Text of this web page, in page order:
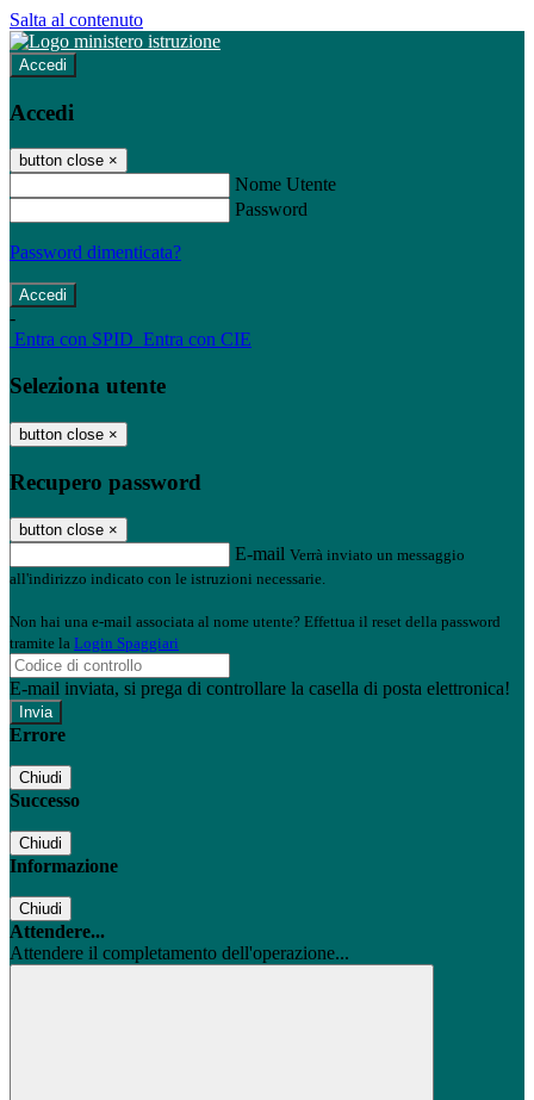
Salta al contenuto
Accedi
Accedi
button close ×
Nome Utente
Password
Password dimenticata?
-
Entra con SPID Entra con CIE
Seleziona utente
button close ×
Recupero password
button close ×
E-mail Verrà inviato un messaggio
all'indirizzo indicato con le istruzioni necessarie.
Non hai una e-mail associata al nome utente? Effettua il reset della password
tramite la Login Spaggiari
E-mail inviata, si prega di controllare la casella di posta elettronica!
Errore
Chiudi
Successo
Chiudi
Informazione
Chiudi
Attendere...
Attendere il completamento dell'operazione...